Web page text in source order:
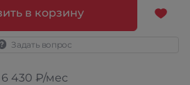
в корзину
Задать вопрос
6 430 ₽/мес